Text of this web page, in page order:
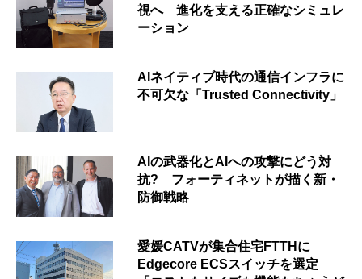
視へ 進化を支える正確なシミュレ
ーション
AIネイティブ時代の通信インフラに
不可欠な「Trusted Connectivity」
AIの武器化とAIへの攻撃にどう対
抗? フォーティネットが描く新・
防御戦略
愛媛CATVが集合住宅FTTHに
Edgecore ECSスイッチを選定